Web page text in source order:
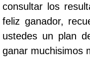
Caribeña Día
Caribeña
consultar los
feliz ganador,
ustedes un plan
ganar muchisimos